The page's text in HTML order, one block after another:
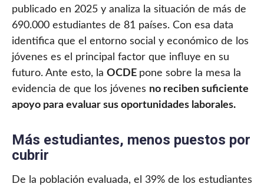
publicado en 2025 y analiza la situación de más de
690.000 estudiantes de 81 países. Con esa data
identifica que el entorno social y económico de los
jóvenes es el principal factor que influye en su
futuro. Ante esto, la OCDE pone sobre la mesa la
evidencia de que los jóvenes no reciben suficiente
apoyo para evaluar sus oportunidades laborales.
Más estudiantes, menos puestos por
cubrir
De la población evaluada, el 39% de los estudiantes